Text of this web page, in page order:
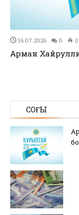
депутат бола
СОҢҒЫ